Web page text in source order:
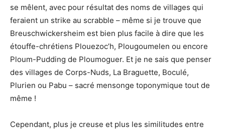
se mêlent, avec pour résultat des noms de villages qui
feraient un strike au scrabble – même si je trouve que
Breuschwickersheim est bien plus facile à dire que les
étouffe-chrétiens Plouezoc’h, Plougoumelen ou encore
Ploum-Pudding de Ploumoguer. Et je ne sais que penser
des villages de Corps-Nuds, La Braguette, Boculé,
Plurien ou Pabu – sacré mensonge toponymique tout de
même !
Cependant, plus je creuse et plus les similitudes entre